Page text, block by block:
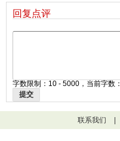
回复点评
字数限制：10 - 5000，当前字数：
提交
联系我们